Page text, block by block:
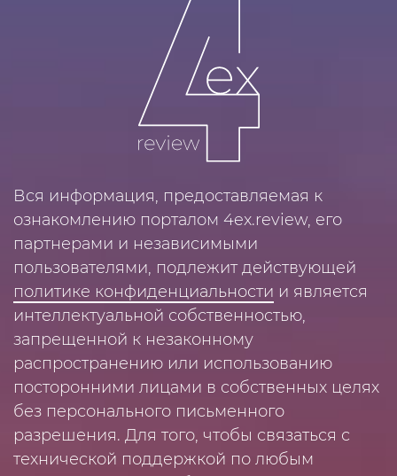
Вся информация, предоставляемая к
ознакомлению порталом 4ex.review, его
партнерами и независимыми
пользователями, подлежит действующей
политике конфиденциальности и является
интеллектуальной собственностью,
запрещенной к незаконному
распространению или использованию
посторонними лицами в собственных целях
без персонального письменного
разрешения. Для того, чтобы связаться с
технической поддержкой по любым